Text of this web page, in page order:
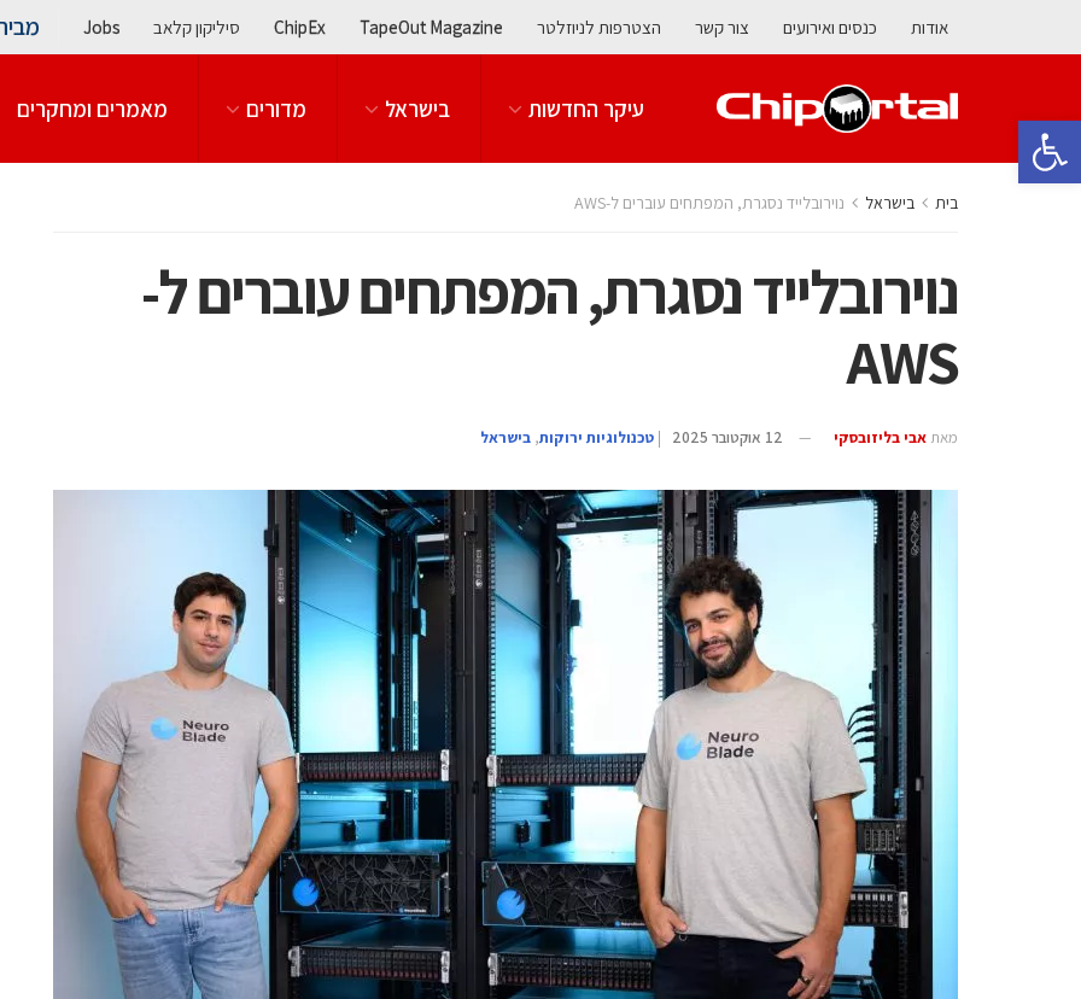
פתח סרגל נגישות
אודות כנסים ואירועים צור קשר הצטרפות לניוזלטר TapeOut Magazine
ChipEx סיליקון קלאב Jobs
עיקר החדשות בישראל מדורים מאמרים ומחקרים
בית בישראל נוירובלייד נסגרת, המפתחים עוברים ל-AWS
נוירובלייד נסגרת, המפתחים עוברים ל-
AWS
מאת אבי בליזובסקי 12 אוקטובר 2025 | ‫טכנולוגיות ירוקות‬, בישראל